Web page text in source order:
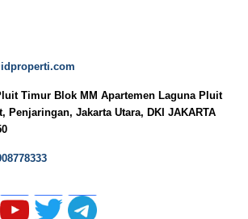
Timur Blok MM Apartemen Laguna Pluit
Penjaringan, Jakarta Utara, DKI JAKARTA